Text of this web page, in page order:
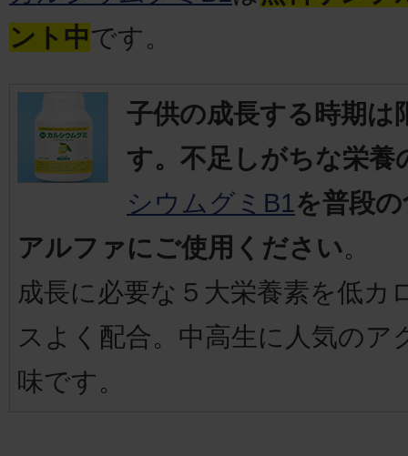
ント中です。
子供の成長する時期は
す。不足しがちな栄養
シウムグミB1を普段
アルファにご使用ください。
成長に必要な５大栄養素を低カ
スよく配合。中高生に人気のア
味です。